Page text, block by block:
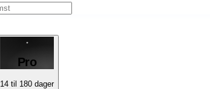
Pro
14 til 180 dager